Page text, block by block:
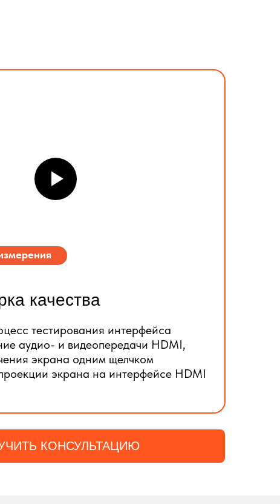
КОНСУЛЬТАЦИЮ
качества
тестирования интерфейса
аудио- и видеопередачи HDMI,
экрана одним щелчком
экрана на интерфейсе HDMI